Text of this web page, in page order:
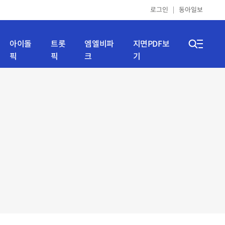
로그인 동아일보
아이돌
픽
트롯
픽
엠엘비파
크
지면PDF보
기